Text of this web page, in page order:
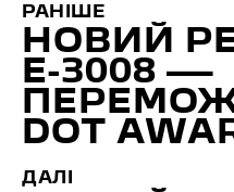
РАНІШЕ
НОВИЙ
Е-3008 —
DOT
ДАЛІ